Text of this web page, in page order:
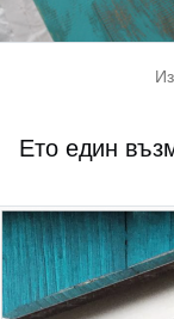
Ето един